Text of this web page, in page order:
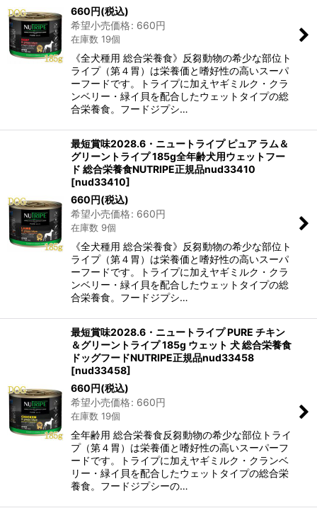
660円(税込)
希望小売価格: 660円
在庫数 19個
《全犬種用 総合栄養食》反芻動物の希少な部位ト
ライプ（第４胃）は栄養価と嗜好性の高いスーパ
ーフードです。トライプに加えヤギミルク・クラ
ンベリー・緑イ貝を配合したウェットタイプの総
合栄養食。フードジプシ…
最短賞味2028.6・ニュートライプ ピュア ラム＆
グリーントライプ 185g全年齢犬用ウェットフー
ド 総合栄養食NUTRIPE正規品nud33410
[nud33410]
660円(税込)
希望小売価格: 660円
在庫数 9個
《全犬種用 総合栄養食》反芻動物の希少な部位ト
ライプ（第４胃）は栄養価と嗜好性の高いスーパ
ーフードです。トライプに加えヤギミルク・クラ
ンベリー・緑イ貝を配合したウェットタイプの総
合栄養食。フードジプシ…
最短賞味2028.6・ニュートライプ PURE チキン
＆グリーントライプ 185g ウェット 犬 総合栄養食
ドッグフードNUTRIPE正規品nud33458
[nud33458]
660円(税込)
希望小売価格: 660円
在庫数 19個
全年齢用 総合栄養食反芻動物の希少な部位トライ
プ（第４胃）は栄養価と嗜好性の高いスーパーフ
ードです。トライプに加えヤギミルク・クランベ
リー・緑イ貝を配合したウェットタイプの総合栄
養食。フードジプシーの…